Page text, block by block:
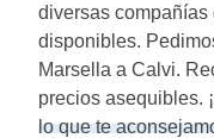
diversas compañías
disponibles.
Marsella a Calvi.
precios asequibles.
lo que te